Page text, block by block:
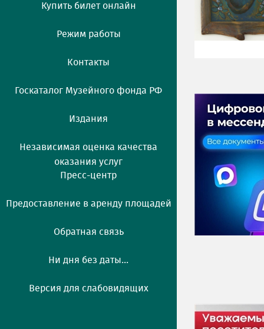
Купить билет онлайн
Режим работы
Контакты
Госкаталог Музейного фонда РФ
Издания
Независимая оценка качества
оказания услуг
Пресс-центр
Предоставление в аренду площадей
Обратная связь
Ни дня без даты...
Версия для слабовидящих